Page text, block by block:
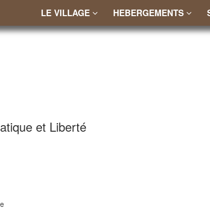
LE VILLAGE HEBERGEMENTS
et Liberté